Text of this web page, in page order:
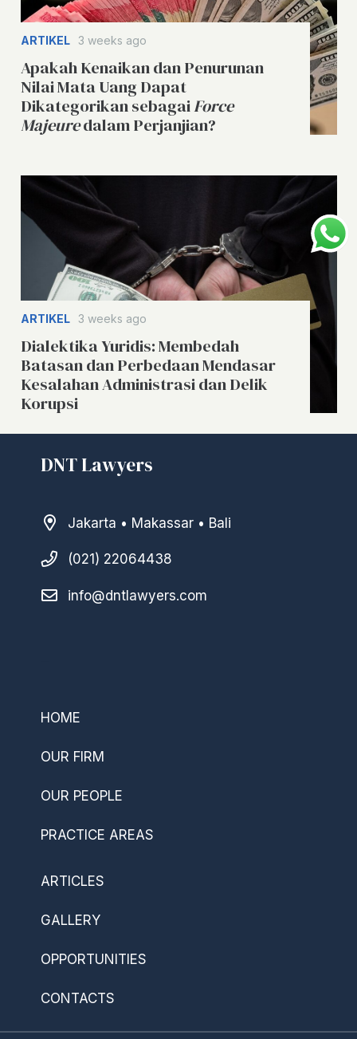
ARTIKEL 3 weeks ago
Apakah Kenaikan dan Penurunan
Nilai Mata Uang Dapat
Dikategorikan sebagaiForce
Majeuredalam Perjanjian?
ARTIKEL 3 weeks ago
Dialektika Yuridis: Membedah
Batasan dan Perbedaan Mendasar
Kesalahan Administrasi dan Delik
Korupsi
DNT Lawyers
Jakarta • Makassar • Bali
(021) 22064438
info@dntlawyers.com
HOME
OUR FIRM
OUR PEOPLE
PRACTICE AREAS
ARTICLES
GALLERY
OPPORTUNITIES
CONTACTS